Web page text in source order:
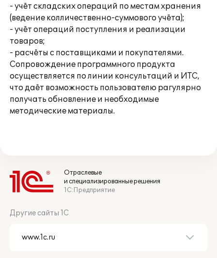
- учёт складских операций по местам хранения
(ведение колличественно-суммового учёта);
- учёт операций поступления и реализации
товаров;
- расчёты с поставщиками и покупателями.
Сопровождение программного продукта
осуществляется по линии консультаций и ИТС,
что даёт возможность пользователю рагулярно
получать обновление и необходимые
методические материалы.
Отраслевые
и специализированные решения
1С:Предприятие
Другие сайты 1С